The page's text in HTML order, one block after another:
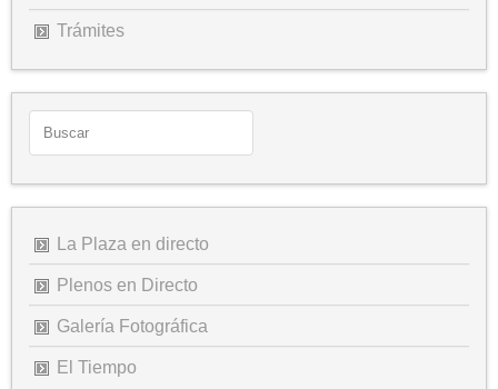
Trámites
La Plaza en directo
Plenos en Directo
Galería Fotográfica
El Tiempo